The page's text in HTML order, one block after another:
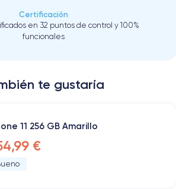
Certificación
en 32 puntos de control y 100%
funcionales
te gustaría
11 256 GB Amarillo
€